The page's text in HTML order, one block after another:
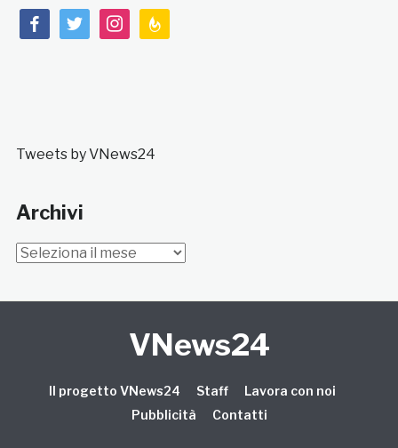
facebooktwitterinstagramfeedburner
Tweets by VNews24
Archivi
Archivi
VNews24
Il progetto VNews24 Staff
Lavora con noi
Pubblicità
Contatti